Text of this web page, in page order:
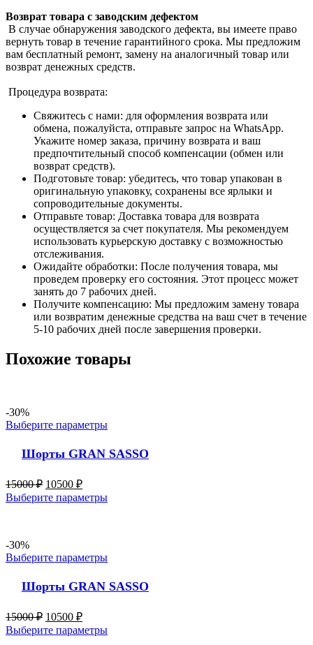
Возврат товара с заводским дефектом
В случае обнаружения заводского дефекта, вы имеете право
вернуть товар в течение гарантийного срока. Мы предложим
вам бесплатный ремонт, замену на аналогичный товар или
возврат денежных средств.
Процедура возврата:
Свяжитесь с нами: для оформления возврата или
обмена, пожалуйста, отправьте запрос на WhatsApp.
Укажите номер заказа, причину возврата и ваш
предпочтительный способ компенсации (обмен или
возврат средств).
Подготовьте товар: убедитесь, что товар упакован в
оригинальную упаковку, сохранены все ярлыки и
сопроводительные документы.
Отправьте товар: Доставка товара для возврата
осуществляется за счет покупателя. Мы рекомендуем
использовать курьерскую доставку с возможностью
отслеживания.
Ожидайте обработки: После получения товара, мы
проведем проверку его состояния. Этот процесс может
занять до 7 рабочих дней.
Получите компенсацию: Мы предложим замену товара
или возвратим денежные средства на ваш счет в течение
5-10 рабочих дней после завершения проверки.
Похожие товары
-30%
Выберите параметры
Шорты GRAN SASSO
15000₽ 10500 ₽
Выберите параметры
-30%
Выберите параметры
Шорты GRAN SASSO
15000₽ 10500 ₽
Выберите параметры